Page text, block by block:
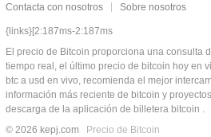
Contacta con nosotros Sobre nosotros
{links}[2:187ms-2:187ms
El precio de Bitcoin proporciona una consulta
tiempo real, el último precio de bitcoin hoy en
btc a usd en vivo, recomienda el mejor
información más reciente de bitcoin y
descarga de la aplicación de billetera bitcoin .
© 2026 kepj.com Precio de Bitcoin